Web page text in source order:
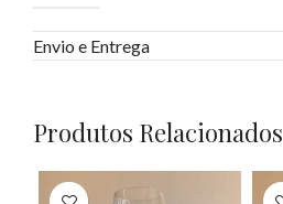
Envio e Entrega
Produtos Relacionados